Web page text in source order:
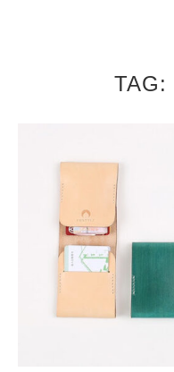
TAG: